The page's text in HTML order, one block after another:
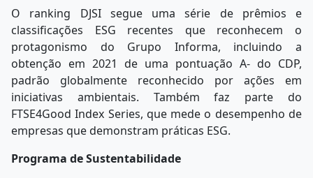
O ranking DJSI segue uma série de prêmios e
classificações ESG recentes que reconhecem o
protagonismo do Grupo Informa, incluindo a
obtenção em 2021 de uma pontuação A- do CDP,
padrão globalmente reconhecido por ações em
iniciativas ambientais. Também faz parte do
FTSE4Good Index Series, que mede o desempenho de
empresas que demonstram práticas ESG.
Programa de Sustentabilidade